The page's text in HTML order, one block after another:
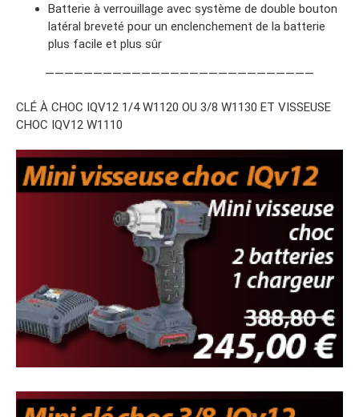
Batterie à verrouillage avec système de double bouton
latéral breveté pour un enclenchement de la batterie
plus facile et plus sûr
————————————————————————————
CLÉ À CHOC IQV12 1/4 W1120 OU 3/8 W1130 ET VISSEUSE
CHOC IQV12 W1110